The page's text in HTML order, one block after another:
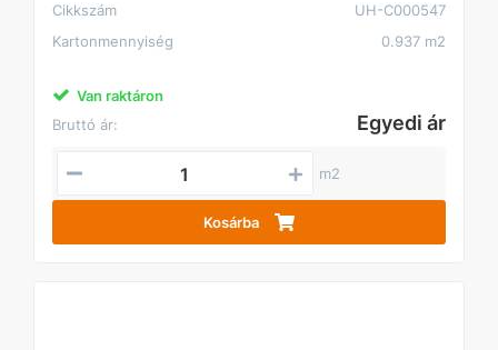
Cikkszám
UH-C000547
Kartonmennyiség
0.937 m2
Van raktáron
Bruttó ár:
Egyedi ár
m2
Kosárba